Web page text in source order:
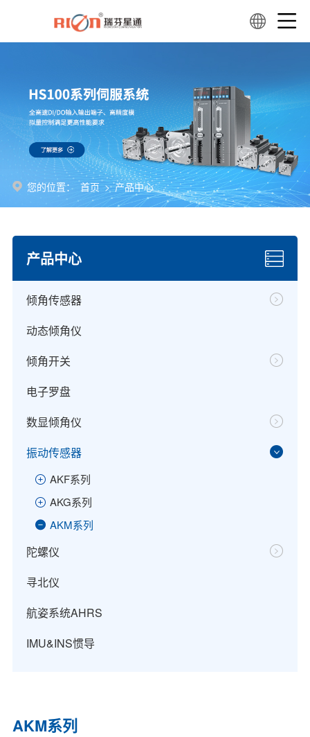
您的位置： 首页 > 产品中心
产品中心
倾角传感器
动态倾角仪
倾角开关
电子罗盘
数显倾角仪
振动传感器
AKF系列
AKG系列
AKM系列
陀螺仪
寻北仪
航姿系统AHRS
IMU&INS惯导
AKM系列